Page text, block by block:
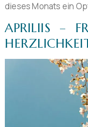
dieses Monats ein
APRILIIS –